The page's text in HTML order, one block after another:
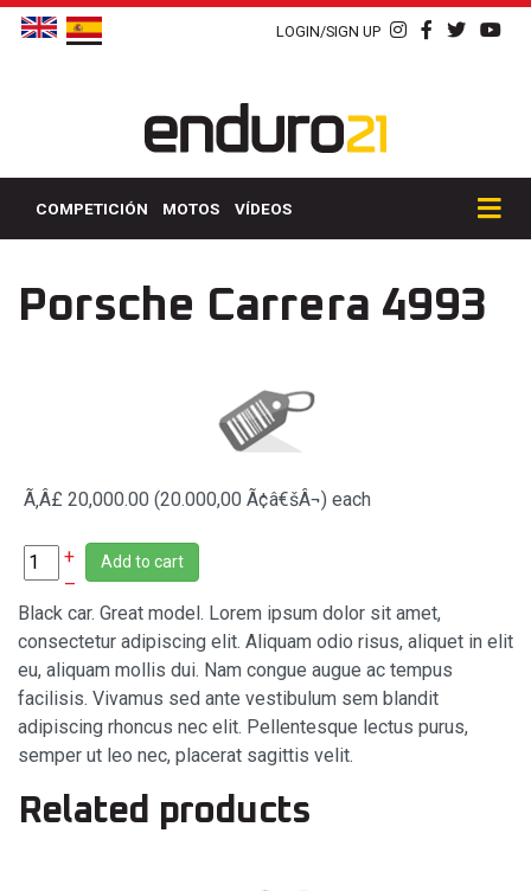
LOGIN/SIGN UP
COMPETICIÓN MOTOS VÍDEOS
Porsche Carrera 4993
Ã‚Â£ 20,000.00 (20.000,00 Ã¢â€šÂ¬) each
+
–
Add to cart
Black car. Great model. Lorem ipsum dolor sit amet,
consectetur adipiscing elit. Aliquam odio risus, aliquet in elit
eu, aliquam mollis dui. Nam congue augue ac tempus
facilisis. Vivamus sed ante vestibulum sem blandit
adipiscing rhoncus nec elit. Pellentesque lectus purus,
semper ut leo nec, placerat sagittis velit.
Related products